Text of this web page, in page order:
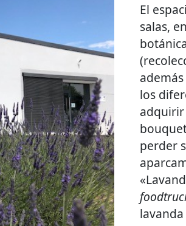
El
salas,
los
adquirir
perder